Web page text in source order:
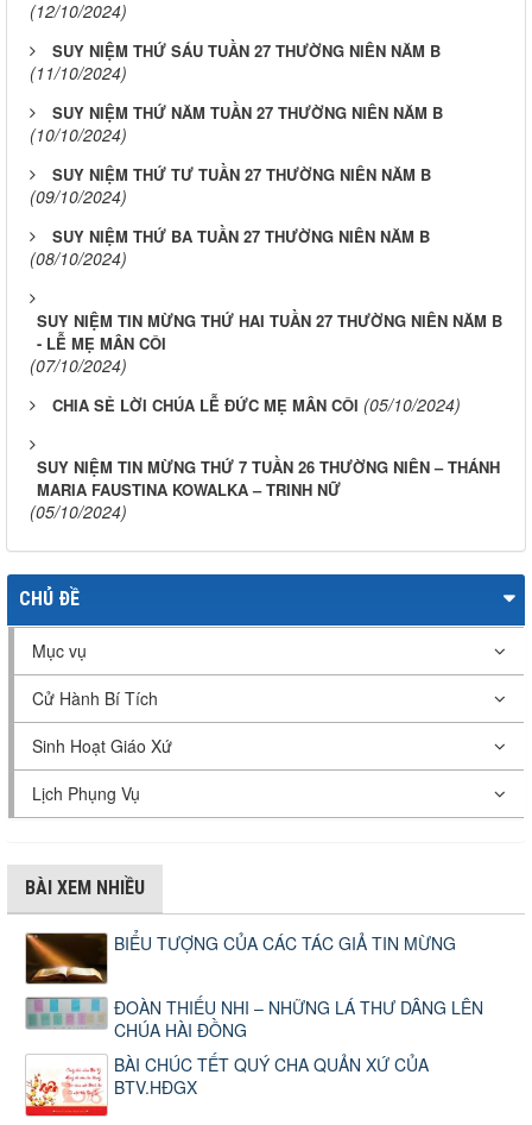
(12/10/2024)
SUY NIỆM THỨ SÁU TUẦN 27 THƯỜNG NIÊN NĂM B
(11/10/2024)
SUY NIỆM THỨ NĂM TUẦN 27 THƯỜNG NIÊN NĂM B
(10/10/2024)
SUY NIỆM THỨ TƯ TUẦN 27 THƯỜNG NIÊN NĂM B
(09/10/2024)
SUY NIỆM THỨ BA TUẦN 27 THƯỜNG NIÊN NĂM B
(08/10/2024)
SUY NIỆM TIN MỪNG THỨ HAI TUẦN 27 THƯỜNG NIÊN NĂM B
- LỄ MẸ MÂN CÔI
(07/10/2024)
CHIA SẺ LỜI CHÚA LỄ ĐỨC MẸ MÂN CÔI (05/10/2024)
SUY NIỆM TIN MỪNG THỨ 7 TUẦN 26 THƯỜNG NIÊN – THÁNH
MARIA FAUSTINA KOWALKA – TRINH NỮ
(05/10/2024)
CHỦ ĐỀ
Mục vụ
Cử Hành Bí Tích
Sinh Hoạt Giáo Xứ
Lịch Phụng Vụ
BÀI XEM NHIỀU
BIỂU TƯỢNG CỦA CÁC TÁC GIẢ TIN MỪNG
ĐOÀN THIẾU NHI – NHỮNG LÁ THƯ DÂNG LÊN
CHÚA HÀI ĐỒNG
BÀI CHÚC TẾT QUÝ CHA QUẢN XỨ CỦA
BTV.HĐGX